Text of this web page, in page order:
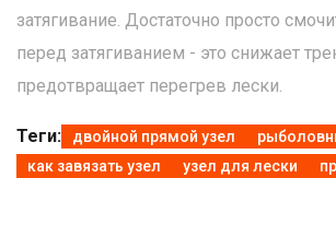
затягивание. Достаточно просто
перед затягиванием - это снижает
предотвращает перегрев лески.
Теги: двойной прямой узел
как завязать узел
узел для лески